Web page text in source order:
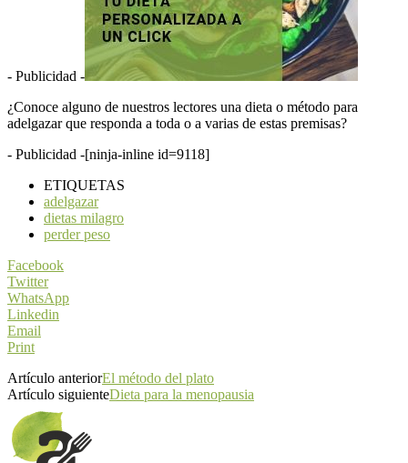
- Publicidad -
¿Conoce alguno de nuestros lectores una dieta o método para
adelgazar que responda a toda o a varias de estas premisas?
- Publicidad -[ninja-inline id=9118]
ETIQUETAS
adelgazar
dietas milagro
perder peso
Facebook
Twitter
WhatsApp
Linkedin
Email
Print
Artículo anteriorEl método del plato
Artículo siguienteDieta para la menopausia